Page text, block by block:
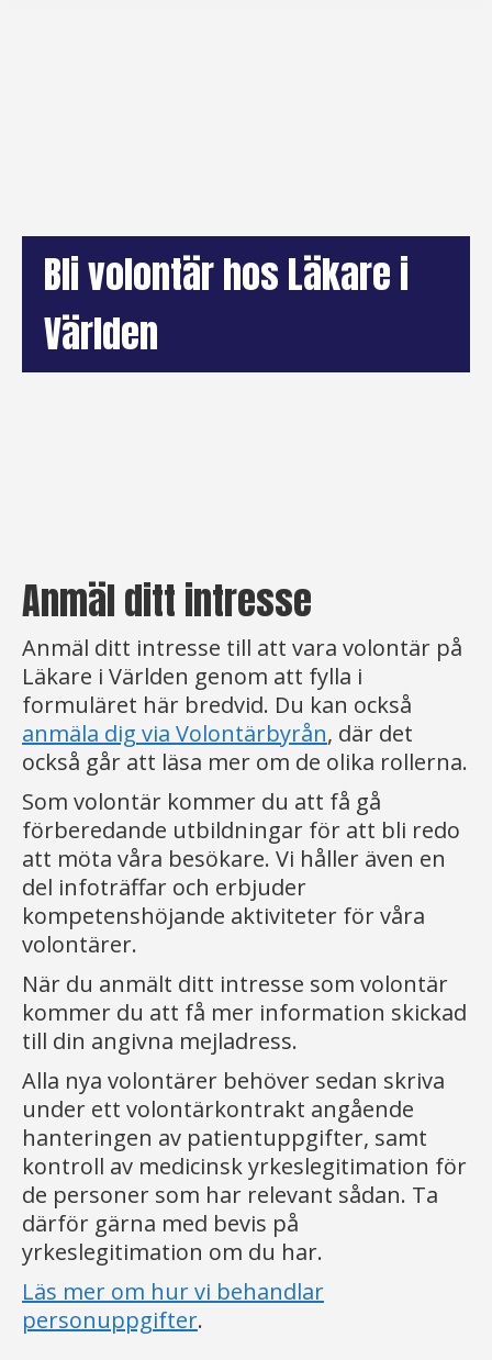
Bli volontär hos Läkare i
Världen
Anmäl ditt intresse
Anmäl ditt intresse till att vara volontär på
Läkare i Världen genom att fylla i
formuläret här bredvid. Du kan också
anmäla dig via Volontärbyrån, där det
också går att läsa mer om de olika rollerna.
Som volontär kommer du att få gå
förberedande utbildningar för att bli redo
att möta våra besökare. Vi håller även en
del infoträffar och erbjuder
kompetenshöjande aktiviteter för våra
volontärer.
När du anmält ditt intresse som volontär
kommer du att få mer information skickad
till din angivna mejladress.
Alla nya volontärer behöver sedan skriva
under ett volontärkontrakt angående
hanteringen av patientuppgifter, samt
kontroll av medicinsk yrkeslegitimation för
de personer som har relevant sådan. Ta
därför gärna med bevis på
yrkeslegitimation om du har.
Läs mer om hur vi behandlar
personuppgifter.